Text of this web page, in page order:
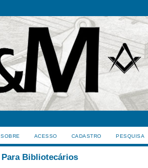
SOBRE ACESSO CADASTRO PESQUISA
Para Bibliotecários